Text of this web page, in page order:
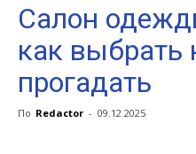
Салон
как выбрать
прогадать
По Redactor - 09.12.2025